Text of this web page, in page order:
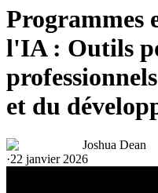
Programmes
l'IA : Outils
et du
Joshua Dean
·22 janvier 2026